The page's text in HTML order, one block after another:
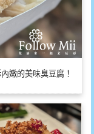
嫩的美味臭豆腐！